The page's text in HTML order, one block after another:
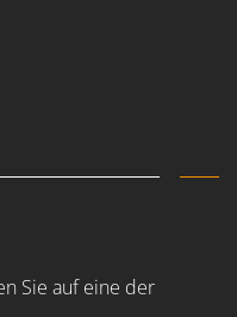
Sie auf eine der